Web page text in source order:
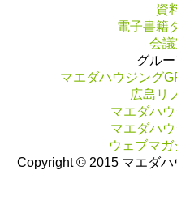
資
電子書籍
会
グル
マエダハウジング
広島リ
マエダハ
マエダハ
ウェブマ
Copyright © 2015 マエダ